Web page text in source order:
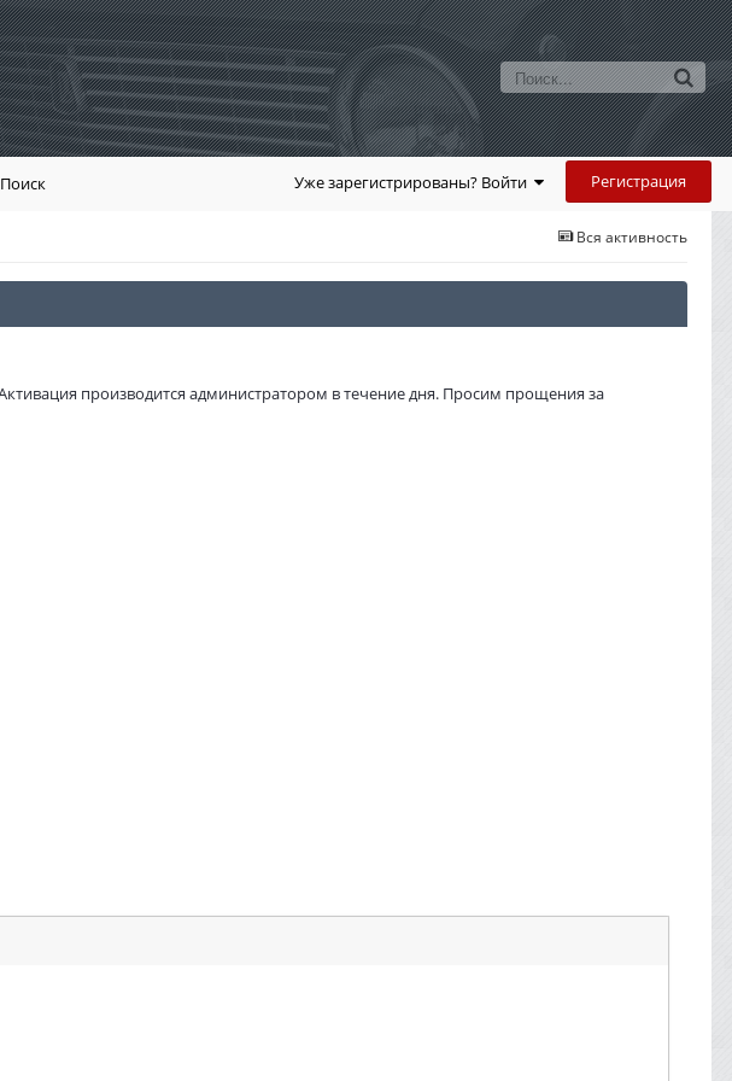
Уже зарегистрированы? Войти Регистрация
Поиск
Вся активность
производится администратором в течение дня. Просим прощения за